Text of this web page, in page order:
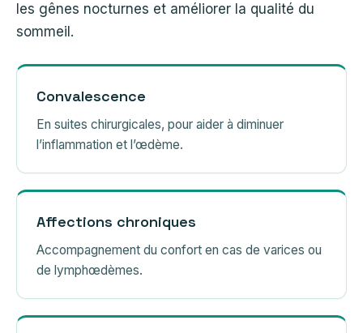
les gênes nocturnes et améliorer la qualité du
sommeil.
Convalescence
En suites chirurgicales, pour aider à diminuer
l’inflammation et l’œdème.
Affections chroniques
Accompagnement du confort en cas de varices ou
de lymphœdèmes.